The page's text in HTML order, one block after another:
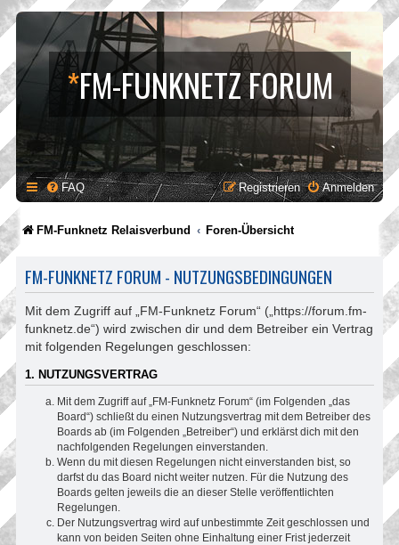
*FM-FUNKNETZ FORUM
FAQ Anmelden
Registrieren
FM-Funknetz Relaisverbund Foren-Übersicht
FM-FUNKNETZ FORUM - NUTZUNGSBEDINGUNGEN
Mit dem Zugriff auf „FM-Funknetz Forum“ („https://forum.fm-
funknetz.de“) wird zwischen dir und dem Betreiber ein Vertrag
mit folgenden Regelungen geschlossen:
1. NUTZUNGSVERTRAG
Mit dem Zugriff auf „FM-Funknetz Forum“ (im Folgenden „das
Board“) schließt du einen Nutzungsvertrag mit dem Betreiber des
Boards ab (im Folgenden „Betreiber“) und erklärst dich mit den
nachfolgenden Regelungen einverstanden.
Wenn du mit diesen Regelungen nicht einverstanden bist, so
darfst du das Board nicht weiter nutzen. Für die Nutzung des
Boards gelten jeweils die an dieser Stelle veröffentlichten
Regelungen.
Der Nutzungsvertrag wird auf unbestimmte Zeit geschlossen und
kann von beiden Seiten ohne Einhaltung einer Frist jederzeit